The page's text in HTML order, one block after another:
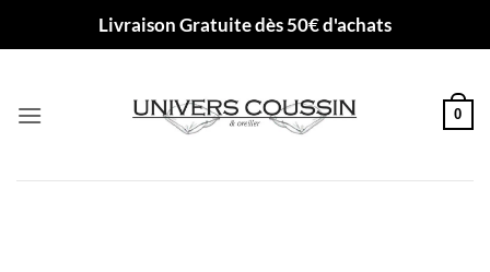
Livraison Gratuite dès 50€ d'achats
0